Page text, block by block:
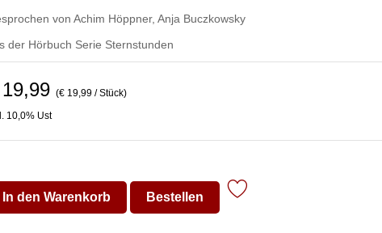
von Achim Höppner, Anja Buczkowsky
der Hörbuch Serie Sternstunden
(€ 19,99 / Stück)
10,0% Ust
In den Warenkorb Bestellen